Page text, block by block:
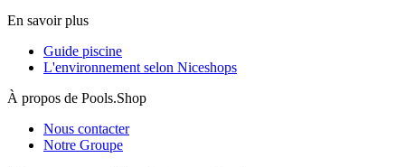
En savoir plus
Guide piscine
L'environnement selon Niceshops
À propos de Pools.Shop
Nous contacter
Notre Groupe